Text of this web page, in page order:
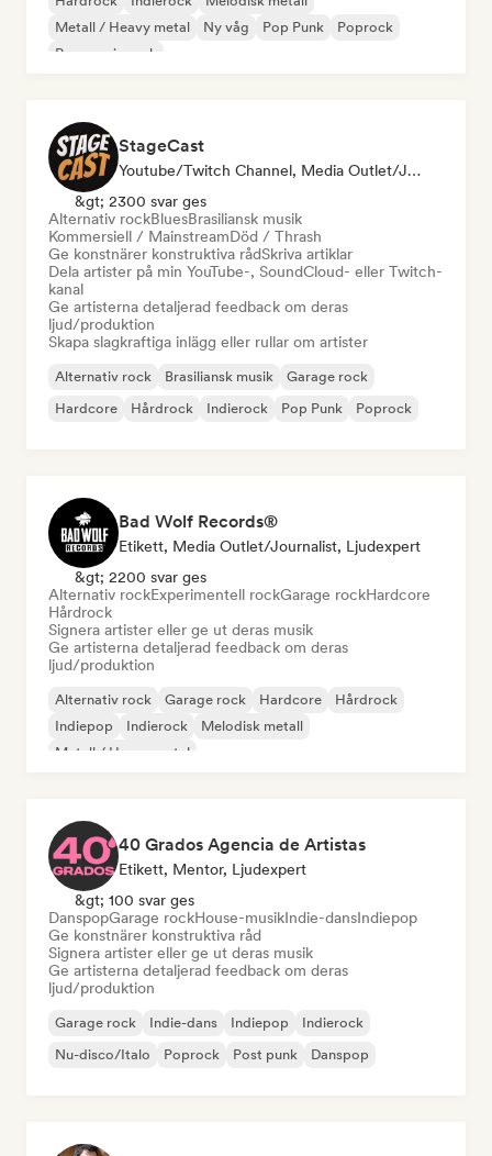
Metall / Heavy metal
Ny våg Pop Punk
Poprock
Progressiv rock
StageCast
Youtube/Twitch Channel, Media Outlet/Journalist, Mentor, Influencer I Sociala Medier, Ljudexpert
&gt; 2300 svar ges
Alternativ rockBluesBrasiliansk musik
Kommersiell / MainstreamDöd / Thrash
Ge konstnärer konstruktiva rådSkriva artiklar
Dela artister på min YouTube-, SoundCloud- eller Twitch-
kanal
Ge artisterna detaljerad feedback om deras
ljud/produktion
Skapa slagkraftiga inlägg eller rullar om artister
Alternativ rock Brasiliansk musik
Garage rock
Hardcore
Hårdrock Indierock Pop Punk Poprock
Bad Wolf Records®
Etikett, Media Outlet/Journalist, Ljudexpert
&gt; 2200 svar ges
Alternativ rockExperimentell rockGarage rockHardcore
Hårdrock
Signera artister eller ge ut deras musik
Ge artisterna detaljerad feedback om deras
ljud/produktion
Alternativ rock Garage rock Hardcore
Hårdrock
Indiepop
Indierock
Melodisk metall
Metall / Heavy metal
40 Grados Agencia de Artistas
Etikett, Mentor, Ljudexpert
&gt; 100 svar ges
DanspopGarage rockHouse-musikIndie-dansIndiepop
Ge konstnärer konstruktiva råd
Signera artister eller ge ut deras musik
Ge artisterna detaljerad feedback om deras
ljud/produktion
Garage rock Indie-dans Indiepop
Indierock
Nu-disco/Italo
Poprock Post punk Danspop